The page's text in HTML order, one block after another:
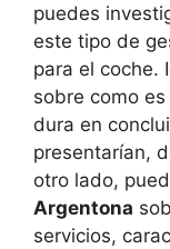
puedes
este tipo de
para el coche.
sobre como
dura en
presentarían,
otro lado,
Argentona
servicios,